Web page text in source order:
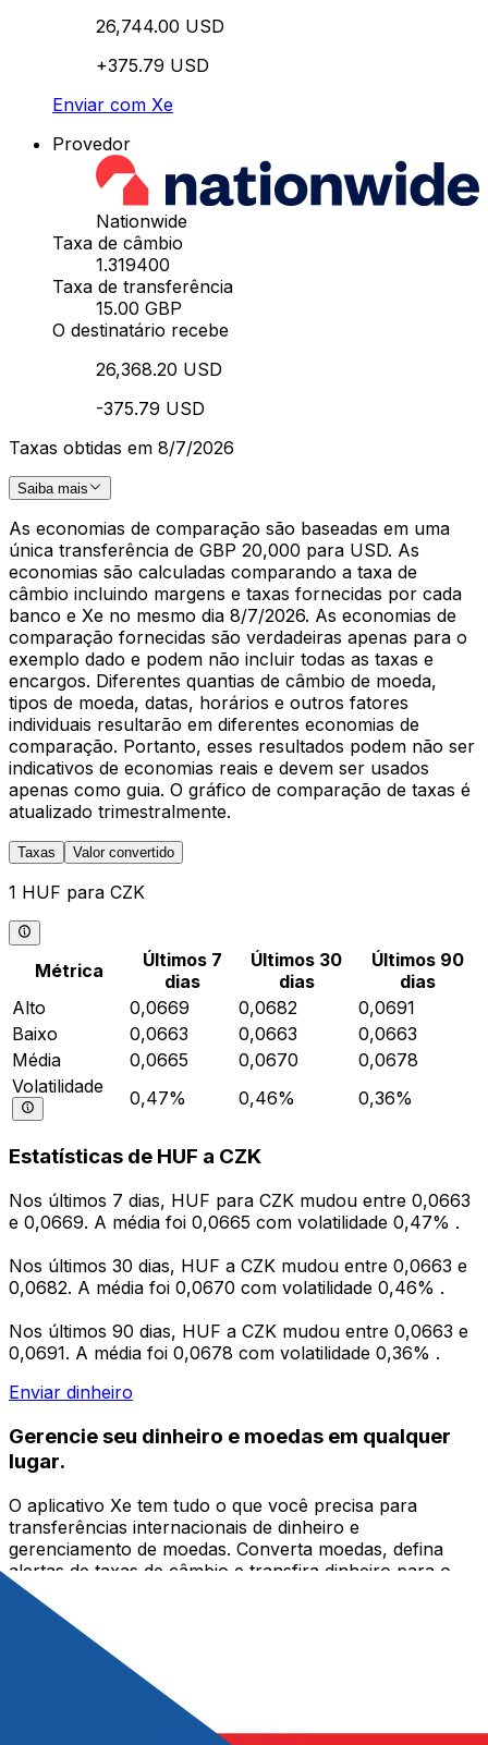
26,744.00 USD
+375.79 USD
Enviar com Xe
Provedor
Nationwide
Taxa de câmbio
1.319400
Taxa de transferência
15.00 GBP
O destinatário recebe
26,368.20 USD
-375.79 USD
Taxas obtidas em 8/7/2026
Saiba mais
As economias de comparação são baseadas em uma
única transferência de GBP 20,000 para USD. As
economias são calculadas comparando a taxa de
câmbio incluindo margens e taxas fornecidas por cada
banco e Xe no mesmo dia 8/7/2026. As economias de
comparação fornecidas são verdadeiras apenas para o
exemplo dado e podem não incluir todas as taxas e
encargos. Diferentes quantias de câmbio de moeda,
tipos de moeda, datas, horários e outros fatores
individuais resultarão em diferentes economias de
comparação. Portanto, esses resultados podem não ser
indicativos de economias reais e devem ser usados
apenas como guia. O gráfico de comparação de taxas é
atualizado trimestralmente.
Taxas Valor convertido
1 HUF para CZK
Métrica
Últimos 7
dias
Últimos 30
dias
Últimos 90
dias
Alto
0,0669 0,0682
0,0691
Baixo
0,0663 0,0663
0,0663
Média
0,0665 0,0670
0,0678
Volatilidade
0,47% 0,46% 0,36%
Estatísticas de HUF a CZK
Nos últimos 7 dias, HUF para CZK mudou entre 0,0663
e 0,0669. A média foi 0,0665 com volatilidade 0,47% .
Nos últimos 30 dias, HUF a CZK mudou entre 0,0663 e
0,0682. A média foi 0,0670 com volatilidade 0,46% .
Nos últimos 90 dias, HUF a CZK mudou entre 0,0663 e
0,0691. A média foi 0,0678 com volatilidade 0,36% .
Enviar dinheiro
Gerencie seu dinheiro e moedas em qualquer
lugar.
O aplicativo Xe tem tudo o que você precisa para
transferências internacionais de dinheiro e
gerenciamento de moedas. Converta moedas, defina
alertas de taxas de câmbio e transfira dinheiro para o
exterior sem taxas ocultas. Baixe hoje mesmo!